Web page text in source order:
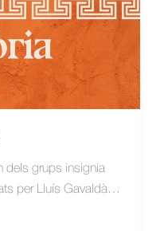
dels grups insignia
per Lluís Gavaldà…